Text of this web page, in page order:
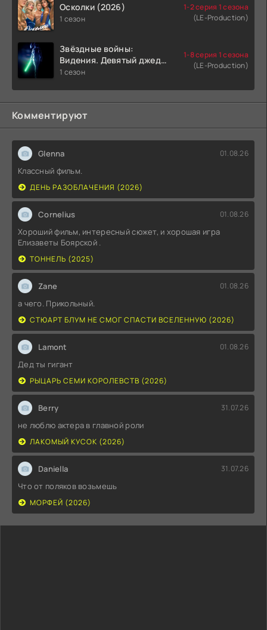
Осколки (2026)
1 сезон
1-2 серия 1 сезона
(LE-Production)
Звёздные войны:
Видения. Девятый джедай
(2026)
1 сезон
1-8 серия 1 сезона
(LE-Production)
Комментируют
Glenna 01.08.26
Классный фильм.
ДЕНЬ РАЗОБЛАЧЕНИЯ (2026)
Cornelius 01.08.26
Хороший фильм, интересный сюжет, и хорошая игра
Елизаветы Боярской .
ТОННЕЛЬ (2025)
Zane 01.08.26
а чего. Прикольный.
СТЮАРТ БЛУМ НЕ СМОГ СПАСТИ ВСЕЛЕННУЮ (2026)
Lamont 01.08.26
Дед ты гигант
РЫЦАРЬ СЕМИ КОРОЛЕВСТВ (2026)
Berry 31.07.26
не люблю актера в главной роли
ЛАКОМЫЙ КУСОК (2026)
Daniella 31.07.26
Что от поляков возьмешь
МОРФЕЙ (2026)